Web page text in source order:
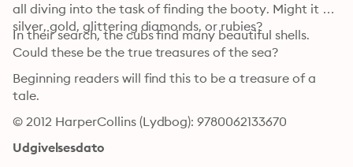
all diving into the task of finding the booty. Might it be
silver, gold, glittering diamonds, or rubies?
In their search, the cubs find many beautiful shells.
Could these be the true treasures of the sea?
Beginning readers will find this to be a treasure of a
tale.
© 2012 HarperCollins (Lydbog): 9780062133670
Udgivelsesdato